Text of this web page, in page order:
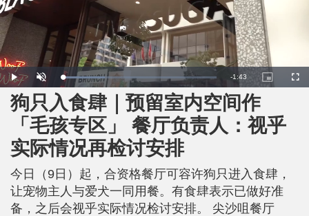
P
l
a
y
U
n
m
u
t
e
L
o
d
e
d
:
2
.
7
9
R
e
n
-1:43
P
i
e
-
c
t
r
e
F
u
狗只入食肆｜预留室内空间作
「毛孩专区」 餐厅负责人：视乎
实际情况再检讨安排
今日（9日）起，合资格餐厅可容许狗只进入食肆，
让宠物主人与爱犬一同用餐。有食肆表示已做好准
备，之后会视乎实际情况检讨安排。 尖沙咀餐厅